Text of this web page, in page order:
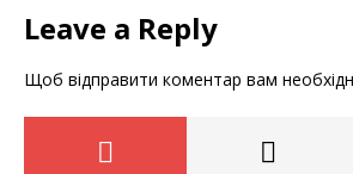
Leave a Reply
Щоб відправити коментар вам